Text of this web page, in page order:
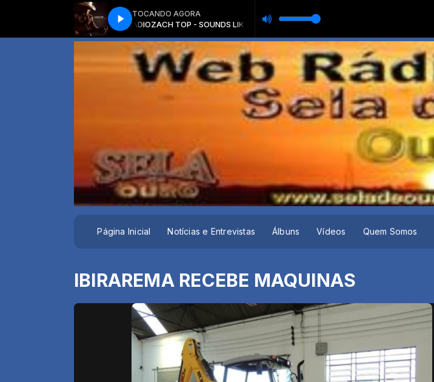
TOCANDO AGORA
TOP - SOUNDS LIKE THE RADIO ZACH TOP - SOUNDS LIKE THE RADIO
Página Inicial Notícias e Entrevistas Álbuns Vídeos Quem Somos
IBIRAREMA RECEBE MAQUINAS